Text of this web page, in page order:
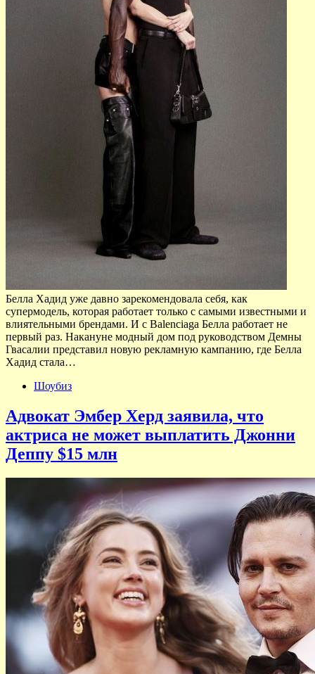
Белла Хадид уже давно зарекомендовала себя, как
супермодель, которая работает только с самыми известными и
влиятельными брендами. И с Balenciaga Белла работает не
первый раз. Накануне модный дом под руководством Демны
Гвасалии представил новую рекламную кампанию, где Белла
Хадид стала…
Шоубиз
Адвокат Эмбер Херд заявила, что
актриса не может выплатить Джонни
Деппу $15 млн